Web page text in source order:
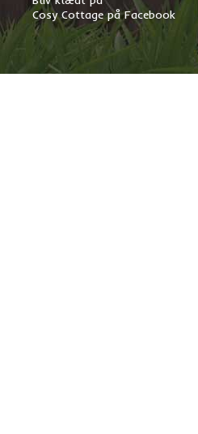
Cosy Cottage på Facebook